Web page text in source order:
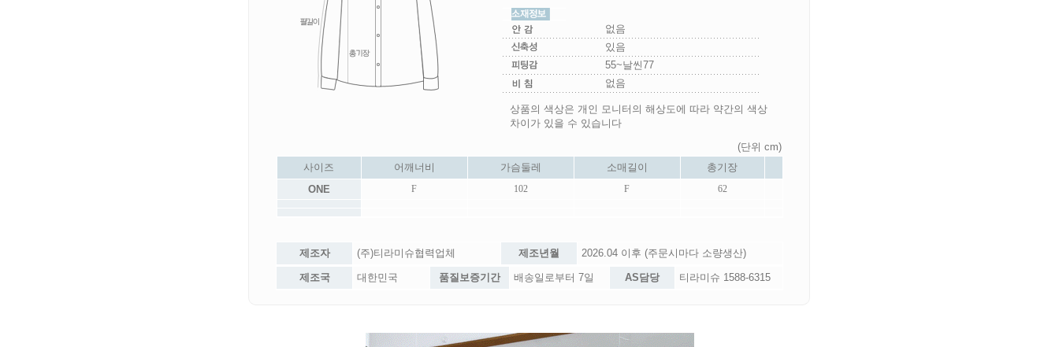
없음
있음
55~날씬77
없음
상품의 색상은 개인 모니터의 해상도에 따라 약간의 색상
차이가 있을 수 있습니다
(단위 cm)
사이즈
어깨너비 가슴둘레 소매길이
총기장
ONE
F 102 F 62
제조자 (주)티라미슈협력업체 제조년월 2026.04 이후 (주문시마다 소량생산)
제조국 대한민국 품질보증기간 배송일로부터 7일 AS담당 티라미슈 1588-6315